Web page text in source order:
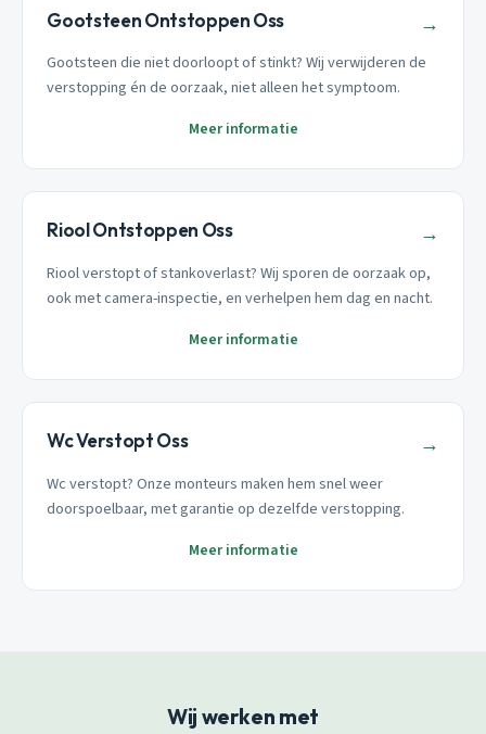
Gootsteen Ontstoppen Oss →
Gootsteen die niet doorloopt of stinkt? Wij verwijderen de
verstopping én de oorzaak, niet alleen het symptoom.
Meer informatie
Riool Ontstoppen Oss →
Riool verstopt of stankoverlast? Wij sporen de oorzaak op,
ook met camera-inspectie, en verhelpen hem dag en nacht.
Meer informatie
Wc Verstopt Oss →
Wc verstopt? Onze monteurs maken hem snel weer
doorspoelbaar, met garantie op dezelfde verstopping.
Meer informatie
Wij werken met